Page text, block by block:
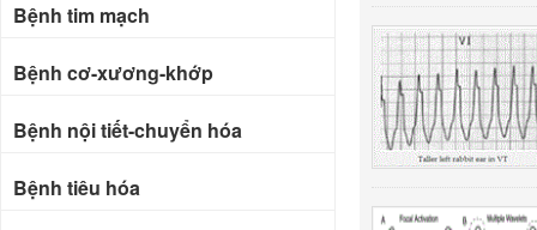
Bệnh tim mạch
Bệnh cơ-xương-khớp
Bệnh nội tiết-chuyển hóa
Bệnh tiêu hóa